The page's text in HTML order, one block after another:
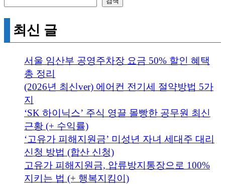
최신 글
서울 임산부 공영주차장 요금 50% 할인 혜택
총 정리
(2026년 최신ver) 에어컨 전기세 절약방법 5가
지
‘SK 하이닉스’ 주식 영끌 몰빵한 공무원 최신
근황 (+ 수익률)
‘고유가 피해지원금’ 미성년 자녀 세대주 대리
신청 방법 (합산 신청)
고유가 피해지원금, 압류방지통장으로 100%
지키는 법 (+ 행복지킴이)